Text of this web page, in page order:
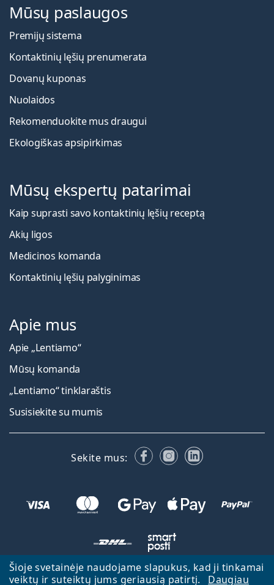
Šioje svetainėje naudojame slapukus, kad ji tinkamai
veiktų ir suteiktų jums geriausią patirtį.
Daugiau
Mūsų paslaugos
Premijų sistema
Kontaktinių lęšių prenumerata
Dovanų kuponas
Nuolaidos
Rekomenduokite mus draugui
Ekologiškas apsipirkimas
Mūsų ekspertų patarimai
Kaip suprasti savo kontaktinių lęšių receptą
Akių ligos
Medicinos komanda
Kontaktinių lęšių palyginimas
Apie mus
Apie „Lentiamo“
Mūsų komanda
„Lentiamo“ tinklaraštis
Susisiekite su mumis
Sekite mus: FacebookInstagram
LinkedIn
Atgal į pagrindinį puslapį Eiti aukštyn